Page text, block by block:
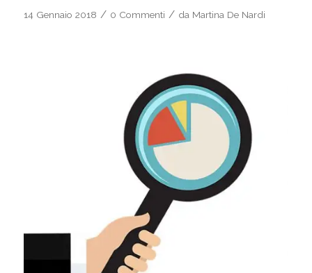
14 Gennaio 2018 / 0 Commenti / da Martina De Nardi